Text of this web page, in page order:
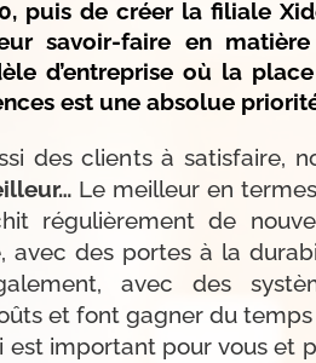
puis de créer la filiale
savoir-faire en
d’entreprise où la
est une absolue
des clients à satisfaire,
Le meilleur en
régulièrement de
avec des portes à la
avec des
et font gagner du
est important pour vous et